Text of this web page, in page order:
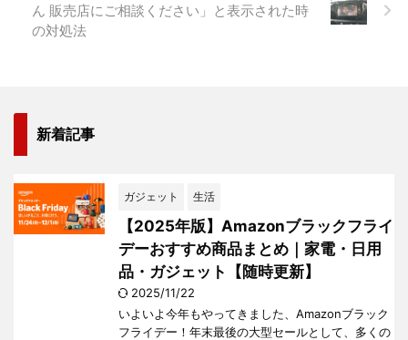
ん 販売店にご相談ください」と表示された時
の対処法
新着記事
ガジェット 生活
【2025年版】Amazonブラックフライ
デーおすすめ商品まとめ｜家電・日用
品・ガジェット【随時更新】
2025/11/22
いよいよ今年もやってきました、Amazonブラック
フライデー！年末最後の大型セールとして、多くの